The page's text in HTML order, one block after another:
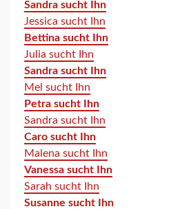
Sandra sucht Ihn
Jessica sucht Ihn
Bettina sucht Ihn
Julia sucht Ihn
Sandra sucht Ihn
Mel sucht Ihn
Petra sucht Ihn
Sandra sucht Ihn
Caro sucht Ihn
Malena sucht Ihn
Vanessa sucht Ihn
Sarah sucht Ihn
Susanne sucht Ihn